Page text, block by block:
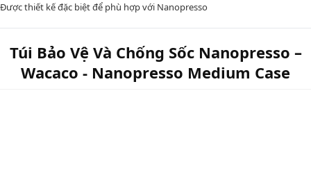
Được thiết kế đặc biệt để phù hợp với Nanopresso
Túi Bảo Vệ Và Chống Sốc Nanopresso –
Wacaco - Nanopresso Medium Case